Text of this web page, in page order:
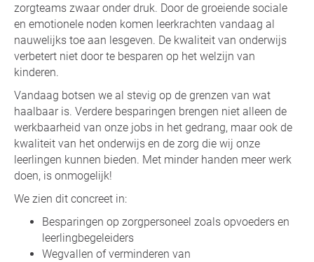
zorgteams zwaar onder druk. Door de groeiende sociale
en emotionele noden komen leerkrachten vandaag al
nauwelijks toe aan lesgeven. De kwaliteit van onderwijs
verbetert niet door te besparen op het welzijn van
kinderen.
Vandaag botsen we al stevig op de grenzen van wat
haalbaar is. Verdere besparingen brengen niet alleen de
werkbaarheid van onze jobs in het gedrang, maar ook de
kwaliteit van het onderwijs en de zorg die wij onze
leerlingen kunnen bieden. Met minder handen meer werk
doen, is onmogelijk!
We zien dit concreet in:
Besparingen op zorgpersoneel zoals opvoeders en
leerlingbegeleiders
Wegvallen of verminderen van